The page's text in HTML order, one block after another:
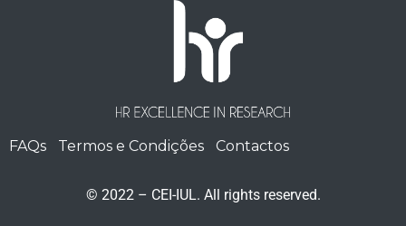
FAQs Termos e Condições Contactos
© 2022 – CEI-IUL. All rights reserved.